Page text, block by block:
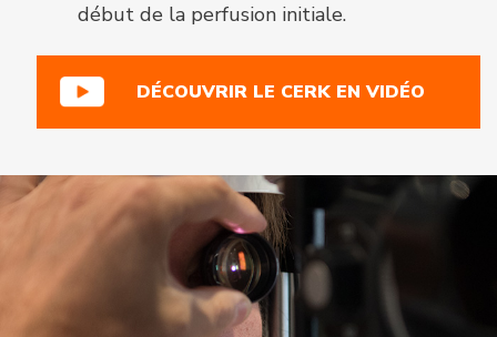
début de la perfusion initiale.
DÉCOUVRIR LE CERK EN VIDÉO